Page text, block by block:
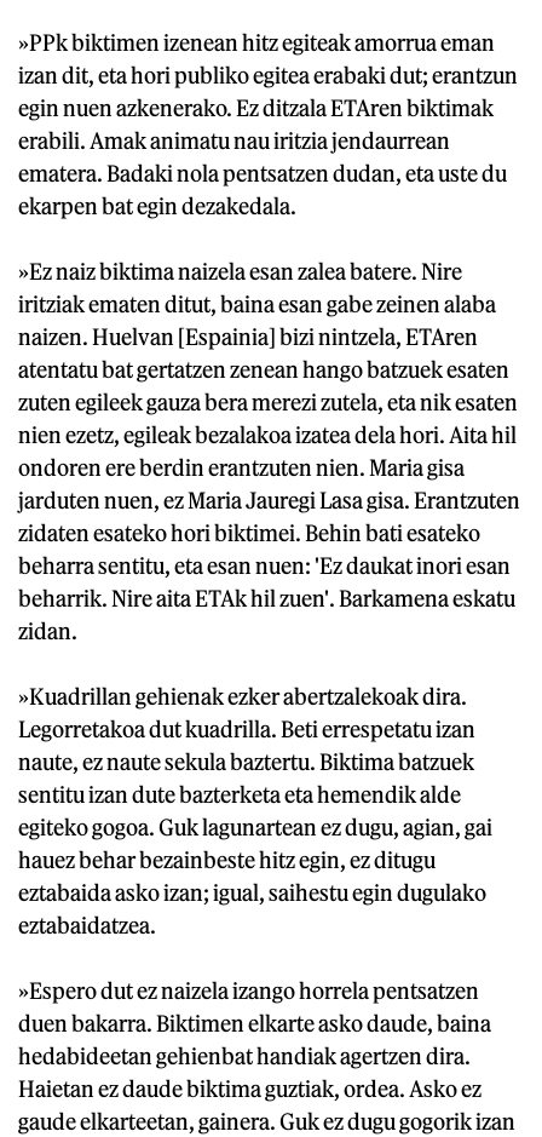
»PPk biktimen izenean hitz egiteak amorrua eman
izan dit, eta hori publiko egitea erabaki dut; erantzun
egin nuen azkenerako. Ez ditzala ETAren biktimak
erabili. Amak animatu nau iritzia jendaurrean
ematera. Badaki nola pentsatzen dudan, eta uste du
ekarpen bat egin dezakedala.
»Ez naiz biktima naizela esan zalea batere. Nire
iritziak ematen ditut, baina esan gabe zeinen alaba
naizen. Huelvan [Espainia] bizi nintzela, ETAren
atentatu bat gertatzen zenean hango batzuek esaten
zuten egileek gauza bera merezi zutela, eta nik esaten
nien ezetz, egileak bezalakoa izatea dela hori. Aita hil
ondoren ere berdin erantzuten nien. Maria gisa
jarduten nuen, ez Maria Jauregi Lasa gisa. Erantzuten
zidaten esateko hori biktimei. Behin bati esateko
beharra sentitu, eta esan nuen: 'Ez daukat inori esan
beharrik. Nire aita ETAk hil zuen'. Barkamena eskatu
zidan.
»Kuadrillan gehienak ezker abertzalekoak dira.
Legorretakoa dut kuadrilla. Beti errespetatu izan
naute, ez naute sekula baztertu. Biktima batzuek
sentitu izan dute bazterketa eta hemendik alde
egiteko gogoa. Guk lagunartean ez dugu, agian, gai
hauez behar bezainbeste hitz egin, ez ditugu
eztabaida asko izan; igual, saihestu egin dugulako
eztabaidatzea.
»Espero dut ez naizela izango horrela pentsatzen
duen bakarra. Biktimen elkarte asko daude, baina
hedabideetan gehienbat handiak agertzen dira.
Haietan ez daude biktima guztiak, ordea. Asko ez
gaude elkarteetan, gainera. Guk ez dugu gogorik izan